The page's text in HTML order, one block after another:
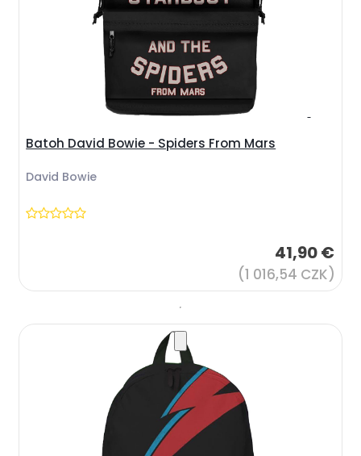
Batoh David Bowie - Spiders From Mars
David Bowie
41,90 €
(1 016,54 CZK)